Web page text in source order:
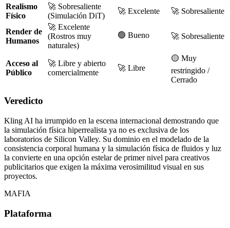
Realismo
Físico
🚀 Sobresaliente
(Simulación DiT)
🚀 Excelente 🚀 Sobresaliente
Render de
Humanos
🚀 Excelente
(Rostros muy
naturales)
🟢 Bueno 🚀 Sobresaliente
Acceso al
Público
🚀 Libre y abierto
comercialmente
🚀 Libre
🟡 Muy
restringido /
Cerrado
Veredicto
Kling AI ha irrumpido en la escena internacional demostrando que
la simulación física hiperrealista ya no es exclusiva de los
laboratorios de Silicon Valley. Su dominio en el modelado de la
consistencia corporal humana y la simulación física de fluidos y luz
la convierte en una opción estelar de primer nivel para creativos
publicitarios que exigen la máxima verosimilitud visual en sus
proyectos.
MAFIA
Plataforma